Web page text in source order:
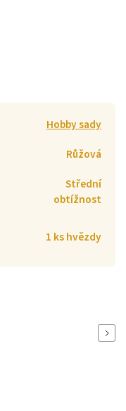
Hobby sady
Růžová
Střední
obtížnost
1 ks hvězdy
Next